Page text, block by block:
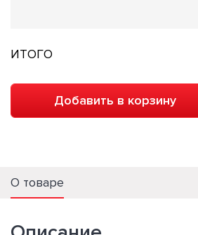
ИТОГО
Добавить в корзину
О товаре